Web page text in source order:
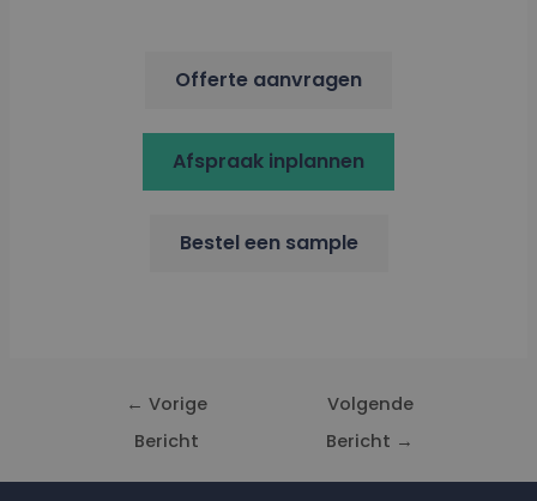
Offerte aanvragen
Afspraak inplannen
Bestel een sample
← Vorige
Bericht
Volgende
Bericht →